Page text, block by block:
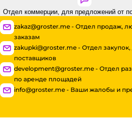
Отдел коммерции, для предложений от
zakaz@groster.me - Отдел продаж,
заказам
zakupki@groster.me - Отдел
поставщиков
development@groster.me - Отдел
по аренде площадей
info@groster.me - Ваши жалобы и